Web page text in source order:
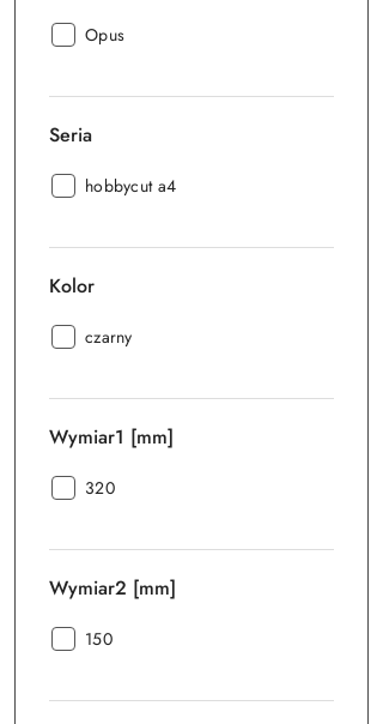
Producent:
Opus
Seria
Seria:
hobbycut a4
Kolor
Kolor:
czarny
Wymiar1 [mm]
Wymiar1
320
Wymiar2 [mm]
Wymiar2
150